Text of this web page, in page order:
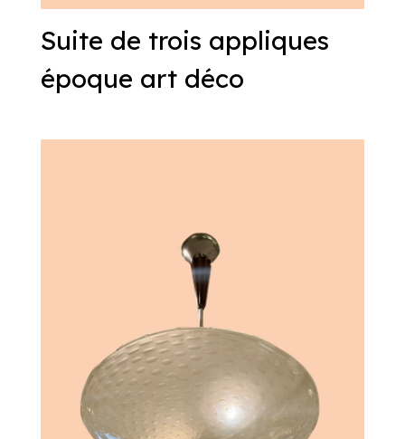
Suite de trois appliques
époque art déco